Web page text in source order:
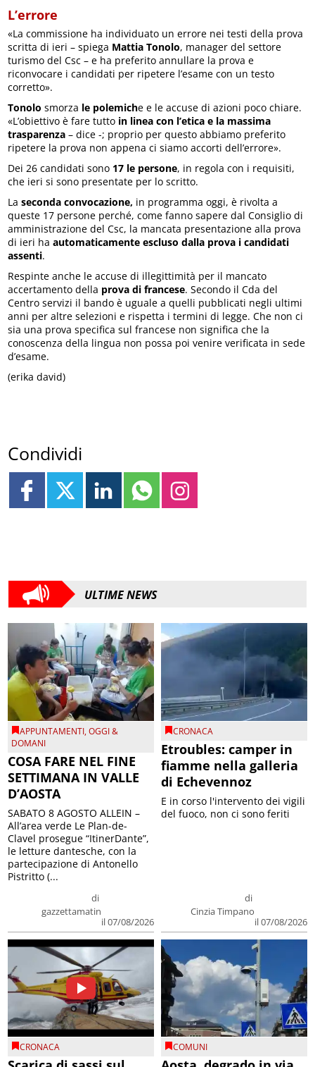
L’errore
«La commissione ha individuato un errore nei testi della prova
scritta di ieri – spiega Mattia Tonolo, manager del settore
turismo del Csc – e ha preferito annullare la prova e
riconvocare i candidati per ripetere l’esame con un testo
corretto».
Tonolo smorza le polemiche e le accuse di azioni poco chiare.
«L’obiettivo è fare tutto in linea con l’etica e la massima
trasparenza – dice -; proprio per questo abbiamo preferito
ripetere la prova non appena ci siamo accorti dell’errore».
Dei 26 candidati sono 17 le persone, in regola con i requisiti,
che ieri si sono presentate per lo scritto.
La seconda convocazione, in programma oggi, è rivolta a
queste 17 persone perché, come fanno sapere dal Consiglio di
amministrazione del Csc, la mancata presentazione alla prova
di ieri ha automaticamente escluso dalla prova i candidati
assenti.
Respinte anche le accuse di illegittimità per il mancato
accertamento della prova di francese. Secondo il Cda del
Centro servizi il bando è uguale a quelli pubblicati negli ultimi
anni per altre selezioni e rispetta i termini di legge. Che non ci
sia una prova specifica sul francese non significa che la
conoscenza della lingua non possa poi venire verificata in sede
d’esame.
(erika david)
Condividi
ULTIME NEWS
APPUNTAMENTI,OGGI &
DOMANI
COSA FARE NEL FINE
SETTIMANA IN VALLE
D’AOSTA
di
gazzettamatin
il 07/08/2026
SABATO 8 AGOSTO ALLEIN –
All’area verde Le Plan-de-
Clavel prosegue “ItinerDante”,
le letture dantesche, con la
partecipazione di Antonello
Pistritto (...
CRONACA
Etroubles: camper in
fiamme nella galleria
di Echevennoz
di
Cinzia Timpano
il 07/08/2026
E in corso l'intervento dei vigili
del fuoco, non ci sono feriti
CRONACA COMUNI